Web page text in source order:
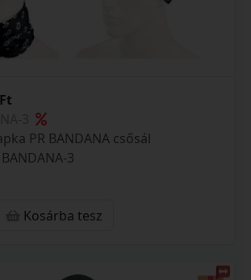
PR BANDANA csősál
3
Kosárba tesz